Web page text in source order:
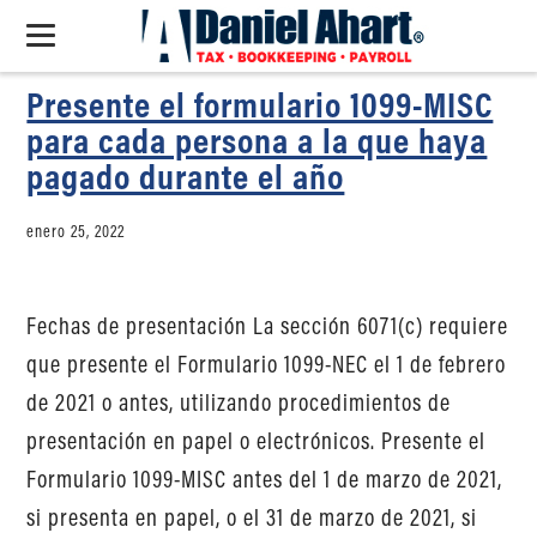
Presente el formulario 1099-MISC
para cada persona a la que haya
pagado durante el año
enero 25, 2022
Fechas de presentación La sección 6071(c) requiere
que presente el Formulario 1099-NEC el 1 de febrero
de 2021 o antes, utilizando procedimientos de
presentación en papel o electrónicos. Presente el
Formulario 1099-MISC antes del 1 de marzo de 2021,
si presenta en papel, o el 31 de marzo de 2021, si